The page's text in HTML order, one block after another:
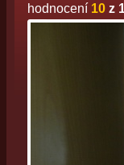
hodnocení 10z